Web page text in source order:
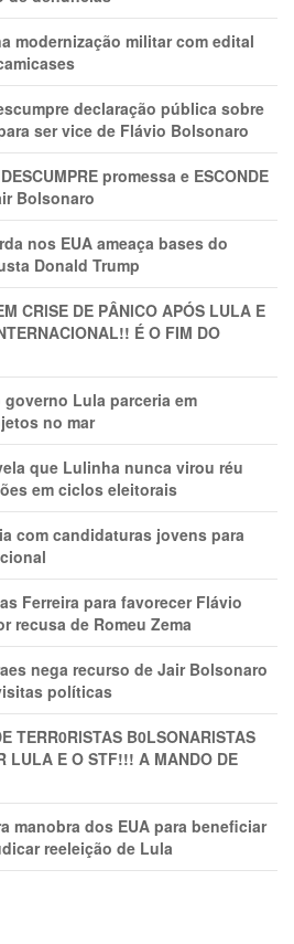
modernização militar com edital
declaração pública sobre
ser vice de Flávio Bolsonaro
promessa e ESCONDE
Bolsonaro
nos EUA ameaça bases do
Donald Trump
CRlSE DE PÂNlCO APÓS LULA E
É O FIM DO
Lula parceria em
no mar
que Lulinha nunca virou réu
em ciclos eleitorais
com candidaturas jovens para
Ferreira para favorecer Flávio
recusa de Romeu Zema
nega recurso de Jair Bolsonaro
políticas
TERR0RlSTAS B0LSONARlSTAS
LULA E O STF!!! A MANDO DE
manobra dos EUA para beneficiar
reeleição de Lula